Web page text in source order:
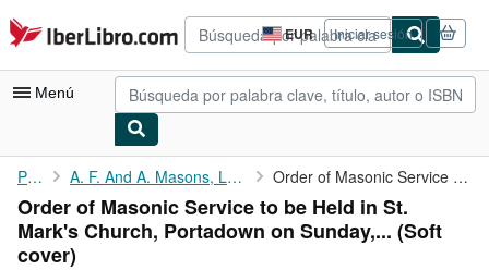
Pasar al contenido principal
IberLibro.com EUR
Preferencias
de
compra
del
Iniciar sesión
Menú
Mi cuenta
Consultar mis pedidos
Búsqueda avanzada
Portada A. F. And A. Masons, Lodges 82, 219, 584 Portadown Order of Masonic Service to be Held in St. Mark's Church, ...
Order of Masonic Service to be Held in St.
Mark's Church, Portadown on Sunday,... (Soft
cover)